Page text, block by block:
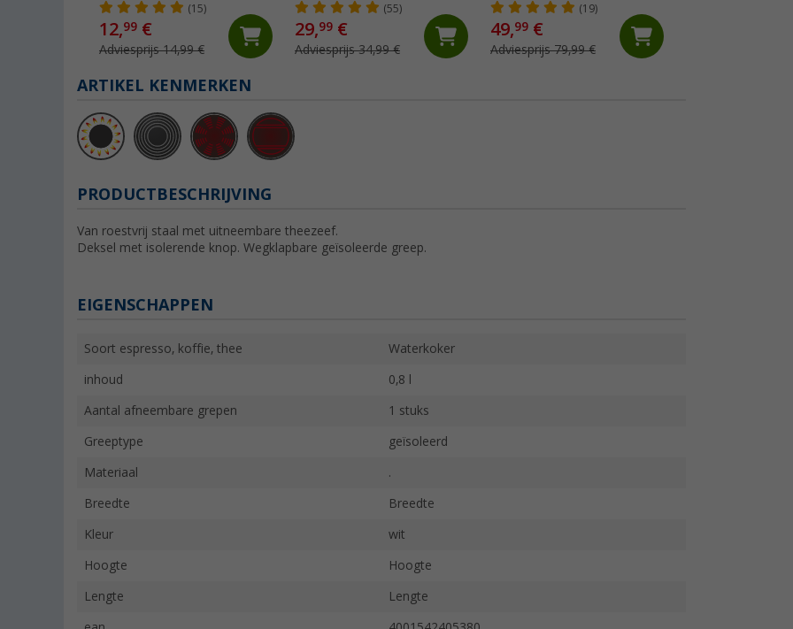
(15)
12,99 €
Adviesprijs 14,99 €
nieuw
(55)
29,99 €
Adviesprijs 34,99 €
delig met glazen deksel en
tanggreep
(19)
49,99 €
Adviesprijs 79,99 €
ARTIKEL KENMERKEN
PRODUCTBESCHRIJVING
Van roestvrij staal met uitneembare theezeef.
Deksel met isolerende knop. Wegklapbare geïsoleerde greep.
EIGENSCHAPPEN
Soort espresso, koffie, thee Waterkoker
inhoud 0,8 l
Aantal afneembare grepen 1 stuks
Greeptype geïsoleerd
Materiaal .
Breedte Breedte
Kleur wit
Hoogte Hoogte
Lengte Lengte